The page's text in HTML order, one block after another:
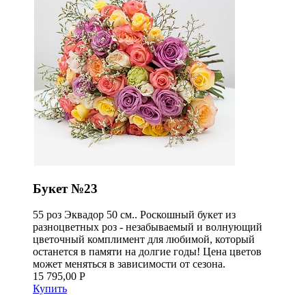
Букет №23
55 роз Эквадор 50 см.. Роскошный букет из
разноцветных роз - незабываемый и волнующий
цветочный комплимент для любимой, который
останется в памяти на долгие годы! Цена цветов
может меняться в зависимости от сезона.
15 795,00 Р
Купить